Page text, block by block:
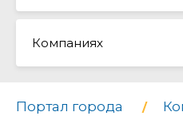
Компаниях
Портал города